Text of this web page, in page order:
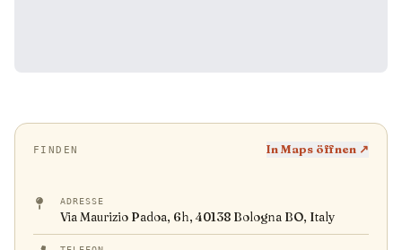
FINDEN In Maps öffnen ↗
ADRESSE
Via Maurizio Padoa, 6h, 40138 Bologna BO, Italy